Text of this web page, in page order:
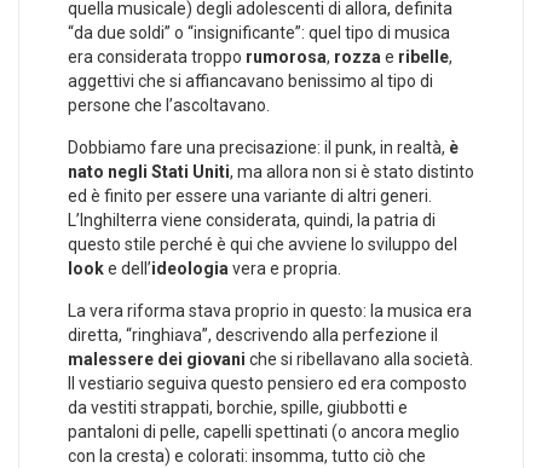
quella musicale) degli adolescenti di allora, definita
“da due soldi” o “insignificante”: quel tipo di musica
era considerata troppo rumorosa, rozza e ribelle,
aggettivi che si affiancavano benissimo al tipo di
persone che l’ascoltavano.
Dobbiamo fare una precisazione: il punk, in realtà, è
nato negli Stati Uniti, ma allora non si è stato distinto
ed è finito per essere una variante di altri generi.
L’Inghilterra viene considerata, quindi, la patria di
questo stile perché è qui che avviene lo sviluppo del
looke dell’ideologia vera e propria.
La vera riforma stava proprio in questo: la musica era
diretta, “ringhiava”, descrivendo alla perfezione il
malessere dei giovani che si ribellavano alla società.
Il vestiario seguiva questo pensiero ed era composto
da vestiti strappati, borchie, spille, giubbotti e
pantaloni di pelle, capelli spettinati (o ancora meglio
con la cresta) e colorati: insomma, tutto ciò che